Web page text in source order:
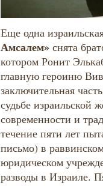
Еще одна
Амсалем»снята
котором Ронит
главную героиню
заключительная
судьбе израильской
современности и
течение пяти лет
письмо) в
юридическом
разводы в Израиле.